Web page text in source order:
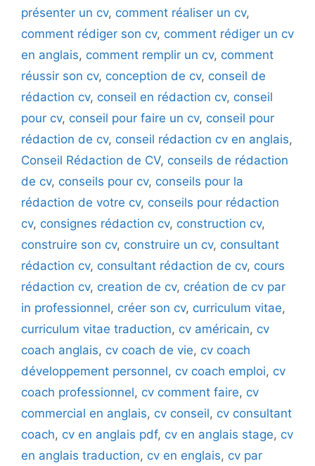
présenter un cv, comment réaliser un cv,
comment rédiger son cv, comment rédiger un cv
en anglais, comment remplir un cv, comment
réussir son cv, conception de cv, conseil de
rédaction cv, conseil en rédaction cv, conseil
pour cv, conseil pour faire un cv, conseil pour
rédaction de cv, conseil rédaction cv en anglais,
Conseil Rédaction de CV, conseils de rédaction
de cv, conseils pour cv, conseils pour la
rédaction de votre cv, conseils pour rédaction
cv, consignes rédaction cv, construction cv,
construire son cv, construire un cv, consultant
rédaction cv, consultant rédaction de cv, cours
rédaction cv, creation de cv, création de cv par
in professionnel, créer son cv, curriculum vitae,
curriculum vitae traduction, cv américain, cv
coach anglais, cv coach de vie, cv coach
développement personnel, cv coach emploi, cv
coach professionnel, cv comment faire, cv
commercial en anglais, cv conseil, cv consultant
coach, cv en anglais pdf, cv en anglais stage, cv
en anglais traduction, cv en englais, cv par